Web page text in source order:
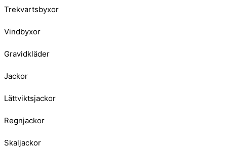
Trekvartsbyxor
Vindbyxor
Gravidkläder
Jackor
Lättviktsjackor
Regnjackor
Skaljackor